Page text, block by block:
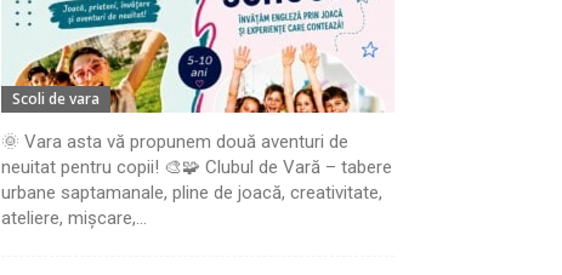
Scoli de vara
🌞 Vara asta vă propunem două aventuri de
neuitat pentru copii! 🎨🧩 Clubul de Vară – tabere
urbane saptamanale, pline de joacă, creativitate,
ateliere, mișcare,...